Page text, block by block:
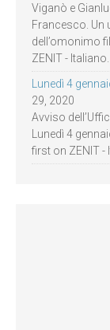
Viganò e
Francesco. Un
dell’omonimo
ZENIT - Italiano.
Lunedì 4
29, 2020
Avviso
Lunedì 4
first on ZENIT -